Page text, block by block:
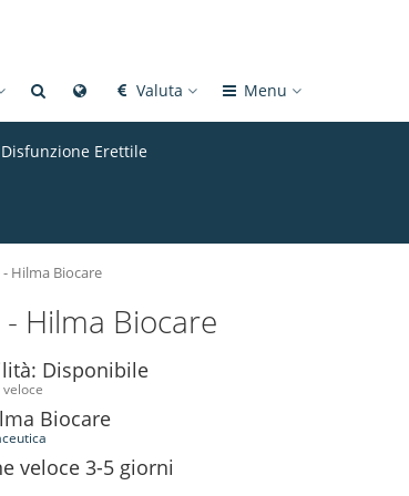
Valuta Menu
Disfunzione Erettile
Hilma Biocare
Hilma Biocare
Disponibile
Biocare
veloce 3-5 giorni